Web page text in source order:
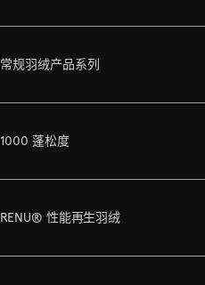
常规羽绒产品系列
1000 蓬松度
RENU® 性能再生羽绒